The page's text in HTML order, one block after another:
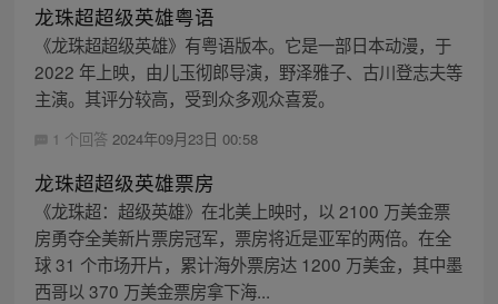
龙珠超超级英雄粤语
《龙珠超超级英雄》有粤语版本。它是一部日本动漫，于
2022 年上映，由儿玉彻郎导演，野泽雅子、古川登志夫等
主演。其评分较高，受到众多观众喜爱。
1 个回答 2024年09月23日 00:58
龙珠超超级英雄票房
《龙珠超：超级英雄》在北美上映时，以 2100 万美金票
房勇夺全美新片票房冠军，票房将近是亚军的两倍。在全
球 31 个市场开片，累计海外票房达 1200 万美金，其中墨
西哥以 370 万美金票房拿下海...